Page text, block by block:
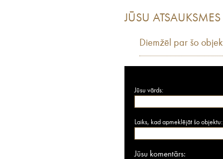
JŪSU ATSAUKSMES
Diemžēl par šo
Jūsu vārds:
Laiks, kad apmeklējāt šo objektu:
Jūsu komentārs: